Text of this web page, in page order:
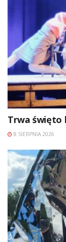
Trwa święto
8 SIERPNIA 2026